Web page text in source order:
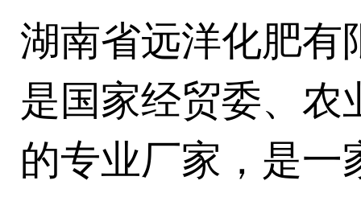
湖南省远洋化肥有
是国家经贸委、农
的专业厂家，是一